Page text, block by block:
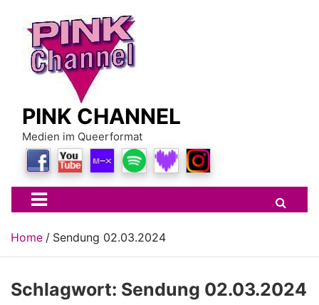
content
PINK CHANNEL
Medien im Queerformat
Home Sendung 02.03.2024
Schlagwort: Sendung 02.03.2024